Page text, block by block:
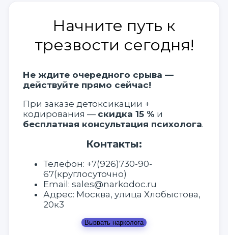
Начните путь к
трезвости сегодня!
Не ждите очередного срыва —
действуйте прямо сейчас!
При заказе детоксикации +
кодирования — скидка 15 % и
бесплатная консультация психолога.
Контакты:
Телефон: +7(926)730-90-
67(круглосуточно)
Email: sales@narkodoc.ru
Адрес: Москва, улица Хлобыстова,
20к3
Вызвать нарколога